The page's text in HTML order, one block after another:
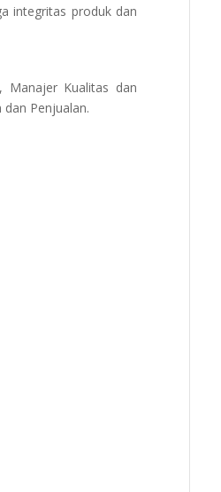
integritas produk dan
Manajer Kualitas dan
Penjualan.